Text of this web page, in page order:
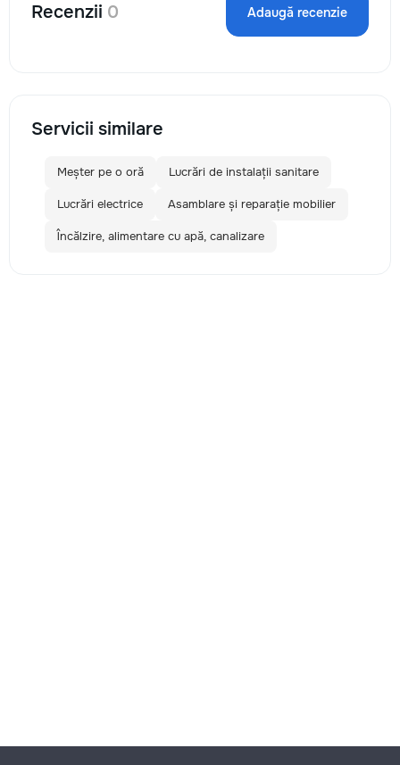
Recenzii 0 Adaugă recenzie
Servicii similare
Meșter pe o oră Lucrări de instalații sanitare
Lucrări electrice Asamblare și reparație mobilier
Încălzire, alimentare cu apă, canalizare